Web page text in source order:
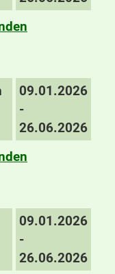
09.01.2026
-
26.06.2026
09.01.2026
-
26.06.2026